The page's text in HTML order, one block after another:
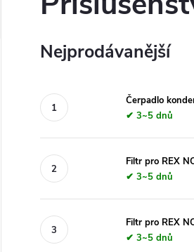
Nejprodávanější
Čerpadlo
✔ 3~5 dnů
Filtr pro REX
✔ 3~5 dnů
Filtr pro REX
✔ 3~5 dnů